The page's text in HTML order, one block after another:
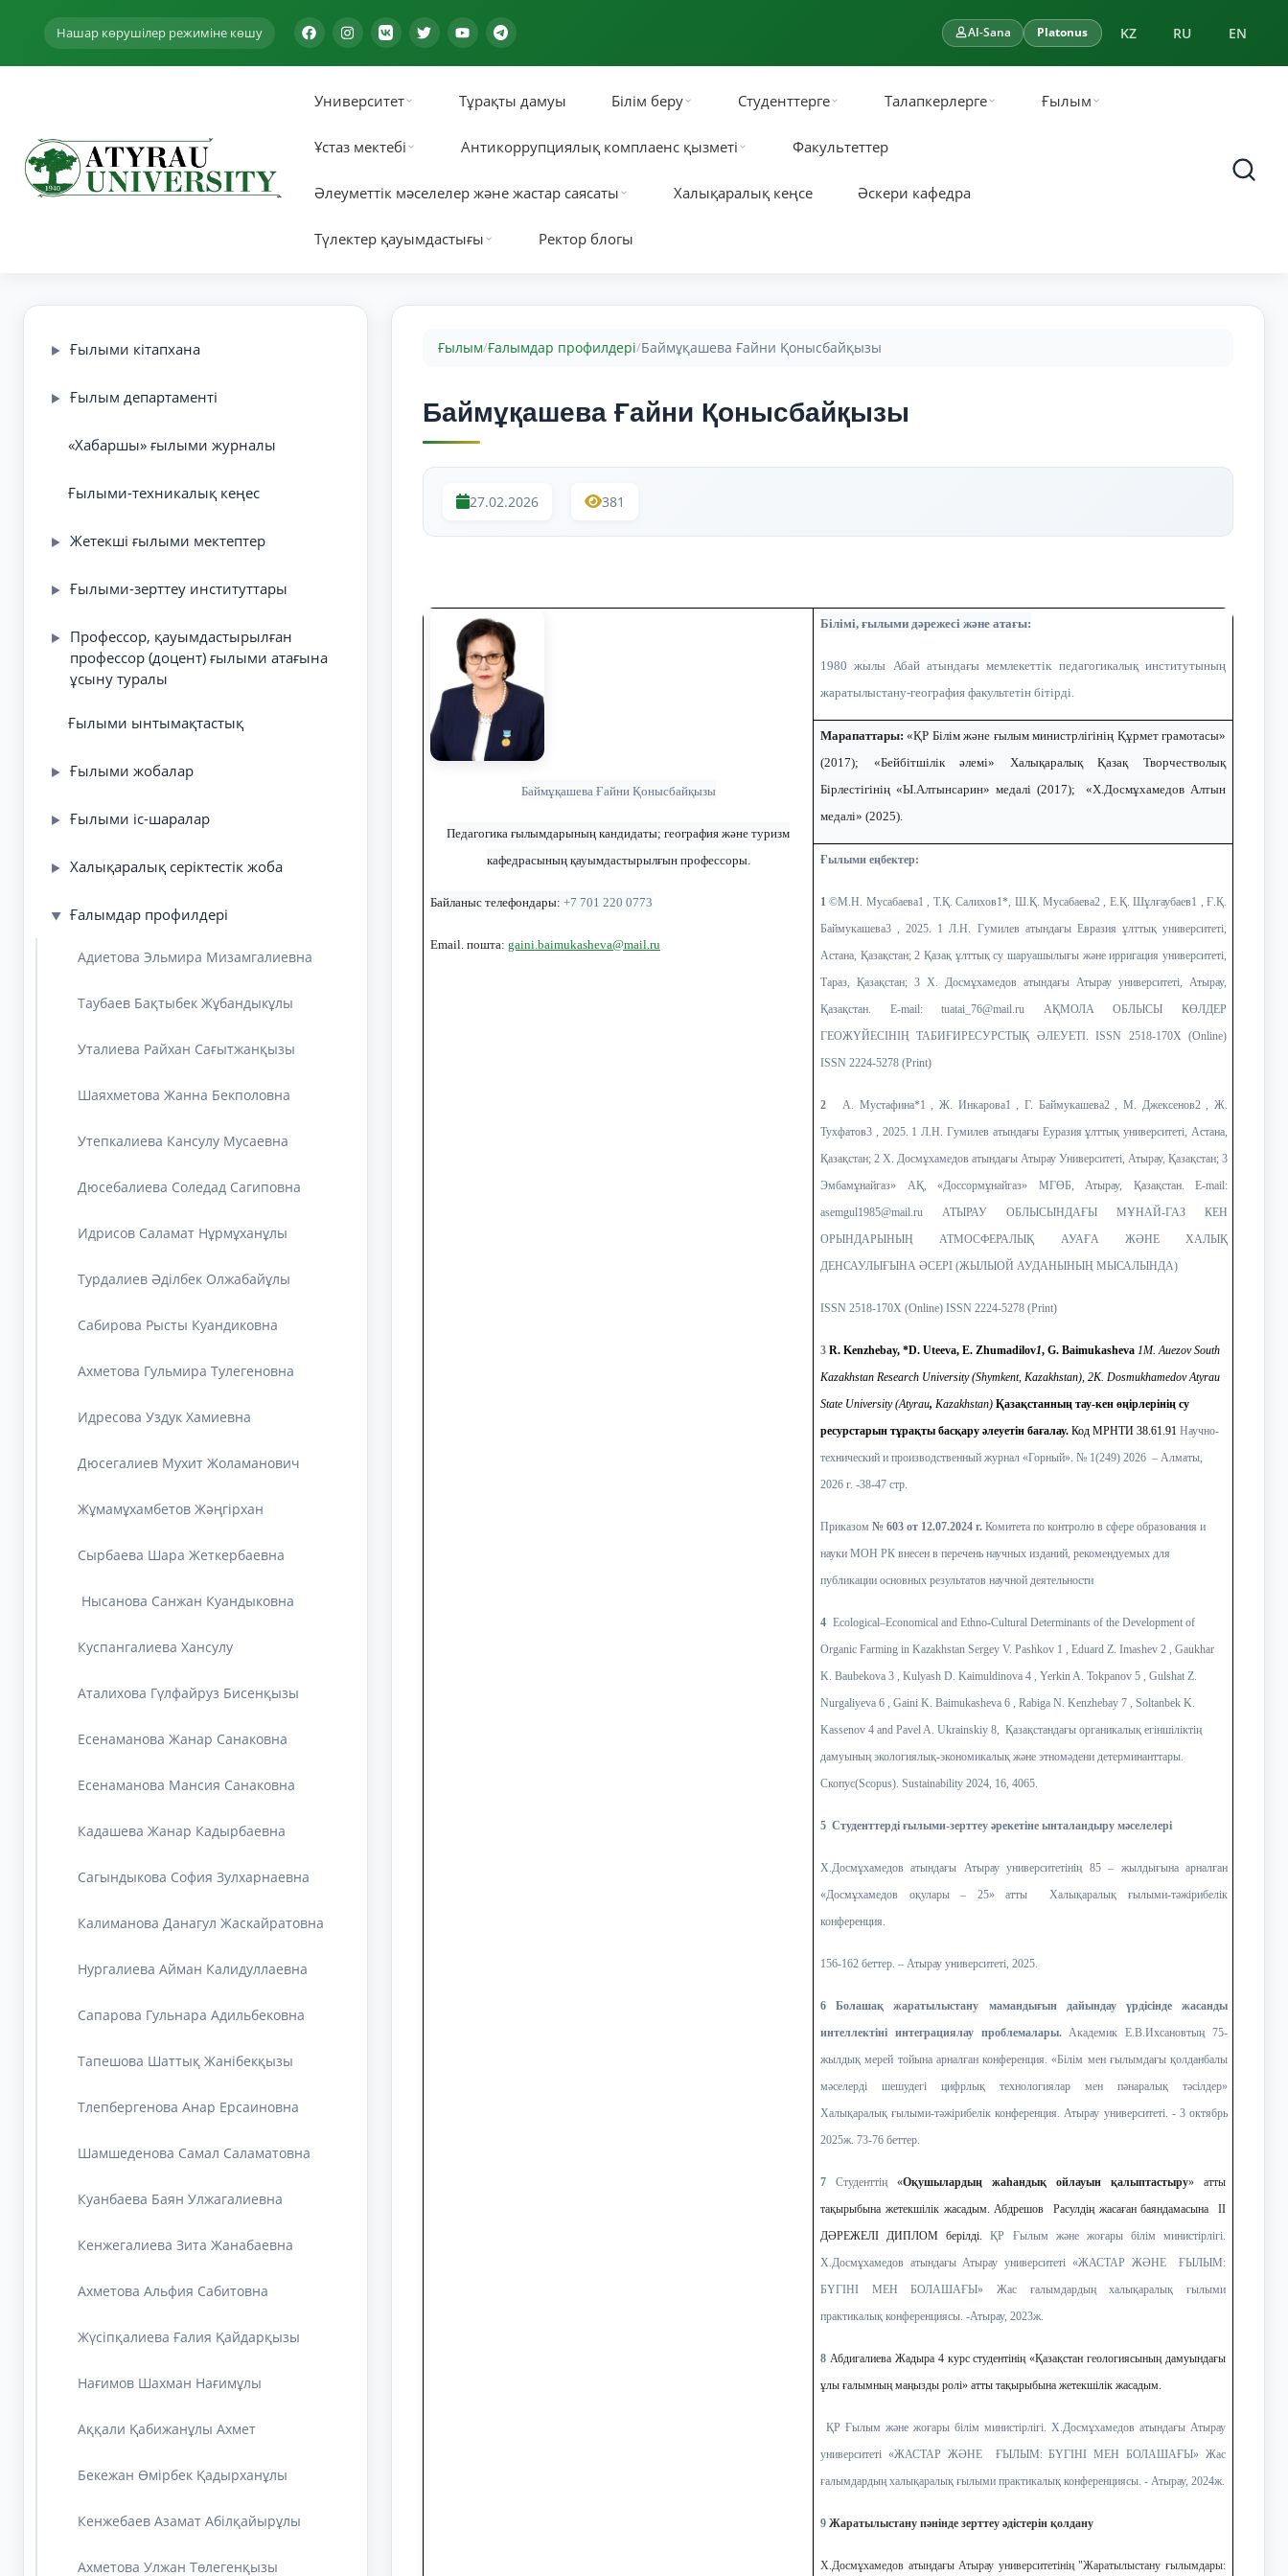
Нашар көрушілер режиміне көшу AI-Sana Platonus KZ RU EN
Университет Тұрақты дамуы Білім беру Студенттерге Талапкерлерге Ғылым
Ұстаз мектебі Антикоррупциялық комплаенс қызметі Факультеттер
Әлеуметтік мәселелер және жастар саясаты Халықаралық кеңсе Әскери кафедра
Түлектер қауымдастығы Ректор блогы
▶ Ғылыми кітапхана
▶ Ғылым департаменті
«Хабаршы» ғылыми журналы
Ғылыми-техникалық кеңес
▶ Жетекші ғылыми мектептер
▶ Ғылыми-зерттеу институттары
▶
Профессор, қауымдастырылған
профессор (доцент) ғылыми атағына
ұсыну туралы
Ғылыми ынтымақтастық
▶ Ғылыми жобалар
▶ Ғылыми іс-шаралар
▶ Халықаралық серіктестік жоба
▼ Ғалымдар профилдері
Адиетова Эльмира Мизамгалиевна
Таубаев Бақтыбек Жұбандыкұлы
Уталиева Райхан Сағытжанқызы
Шаяхметова Жанна Бекполовна
Утепкалиева Кансулу Мусаевна
Дюсебалиева Соледад Сагиповна
Идрисов Саламат Нұрмұханұлы
Турдалиев Әділбек Олжабайұлы
Сабирова Рысты Куандиковна
Ахметова Гульмира Тулегеновна
Идресова Уздук Хамиевна
Дюсегалиев Мухит Жоламанович
Жұмамұхамбетов Жәңгірхан
Cырбаева Шара Жеткербаевна
Нысанова Санжан Куандыковна
Куспангалиева Хансулу
Аталихова Гүлфайруз Бисенқызы
Есенаманова Жанар Санаковна
Есенаманова Мансия Санаковна
Кадашева Жанар Кадырбаевна
Сагындыкова София Зулхарнаевна
Калиманова Данагул Жаскайратовна
Нургалиева Айман Калидуллаевна
Сапарова Гульнара Адильбековна
Тапешова Шаттық Жанібекқызы
Тлепбергенова Анар Ерсаиновна
Шамшеденова Самал Саламатовна
Куанбаева Баян Улжагалиевна
Кенжегалиева Зита Жанабаевна
Ахметова Альфия Сабитовна
Жүсіпқалиева Ғалия Қайдарқызы
Нағимов Шахман Нағимұлы
Аққали Қабижанұлы Ахмет
Бекежан Өмірбек Қадырханұлы
Кенжебаев Азамат Абілқайырұлы
Ахметова Улжан Төлегенқызы
Ғылым/Ғалымдар профилдері/Баймұқашева Ғайни Қонысбайқызы
Баймұқашева Ғайни Қонысбайқызы
27.02.2026 381
Баймұқашева Ғайни Қонысбайқызы
Педагогика ғылымдарының кандидаты; география және туризм
кафедрасының қауымдастырылғын профессоры.
Байланыс телефондары: +7 701 220 0773
Email. пошта: gaini.baimukasheva@mail.ru
Білімі, ғылыми дәрежесі және атағы:
1980 жылы Абай атындағы мемлекеттік педагогикалық институтының
жаратылыстану-география факультетін бітірді.
Марапаттары:«ҚР Білім және ғылым министрлігінің Құрмет грамотасы»
(2017); «Бейбітшілік әлемі» Халықаралық Қазақ Творчестволық
Бірлестігінің «Ы.Алтынсарин» медалі (2017); «Х.Досмұхамедов Алтын
медалі» (2025).
Ғылыми еңбектер:
1 ©М.Н. Мусабаева1 , Т.Қ. Салихов1*, Ш.Қ. Мусабаева2 , Е.Қ. Шұлғаубаев1 , Ғ.Қ.
Баймукашева3 , 2025. 1 Л.Н. Гумилев атындағы Евразия ұлттық университеті,
Астана, Қазақстан; 2 Қазақ ұлттық су шаруашылығы және ирригация университеті,
Тараз, Қазақстан; 3 Х. Досмұхамедов атындағы Атырау университеті, Атырау,
Қазақстан. Е-mail: tuatai_76@mail.ru АҚМОЛА ОБЛЫСЫ КӨЛДЕР
ГЕОЖҮЙЕСІНІҢ ТАБИҒИРЕСУРСТЫҚ ӘЛЕУЕТІ. ISSN 2518-170X (Online)
ISSN 2224-5278 (Print)
2
А. Мустафина*1 , Ж. Инкарова1 , Г. Баймукашева2 , M. Джексенов2 , Ж.
Тухфатов3 , 2025. 1 Л.Н. Гумилев атындағы Еуразия ұлттық университеті, Астана,
Қазақстан; 2 Х. Досмұхамедов атындағы Атырау Университеті, Атырау, Қазақстан; 3
Эмбамұнайгаз» АҚ, «Доссормұнайгаз» МГӨБ, Атырау, Қазақстан. E-mail:
asemgul1985@mail.ru АТЫРАУ ОБЛЫСЫНДАҒЫ МҰНАЙ-ГАЗ КЕН
ОРЫНДАРЫНЫҢ АТМОСФЕРАЛЫҚ АУАҒА ЖӘНЕ ХАЛЫҚ
ДЕНСАУЛЫҒЫНА ӘСЕРІ (ЖЫЛЫОЙ АУДАНЫНЫҢ МЫСАЛЫНДА)
ISSN 2518-170X (Online) ISSN 2224-5278 (Print)
3 R. Kenzhebay, *D. Uteeva, E. Zhumadilov1, G. Baimukasheva 1M. Auezov South
Kazakhstan Research University (Shymkent, Kazakhstan), 2K. Dosmukhamedov Atyrau
State University (Atyrau, Kazakhstan) Қазақстанның тау-кен өңірлерінің су
ресурстарын тұрақты басқару әлеуетін бағалау. Код МРНТИ 38.61.91 Научно-
технический и производственный журнал «Горный». № 1(249) 2026 – Алматы,
2026 г. -38-47 стр.
Приказом № 603 от 12.07.2024 г. Комитета по контролю в сфере образования и
науки МОН РК внесен в перечень научных изданий, рекомендуемых для
публикации основных результатов научной деятельности
4 Ecological–Economical and Ethno-Cultural Determinants of the Development of
Organic Farming in Kazakhstan Sergey V. Pashkov 1 , Eduard Z. Imashev 2 , Gaukhar
K. Baubekova 3 , Kulyash D. Kaimuldinova 4 , Yerkin A. Tokpanov 5 , Gulshat Z.
Nurgaliyeva 6 , Gaini K. Baimukasheva 6 , Rabiga N. Kenzhebay 7 , Soltanbek K.
Kassenov 4 and Pavel A. Ukrainskiy 8,
Қазақстандағы органикалық егіншіліктің
дамуының экологиялық-экономикалық және этномәдени детерминанттары.
Скопус(Scopus). Sustainability 2024, 16, 4065.
5 Студенттерді ғылыми-зерттеу әрекетіне ынталандыру мәселелері
Х.Досмұхамедов атындағы Атырау университетінің 85 – жылдығына арналған
«Досмұхамедов оқулары – 25» атты Халықаралық ғылыми-тәжірибелік
конференция.
156-162 беттер. – Атырау университеті, 2025.
6 Болашақ жаратылыстану мамандығын дайындау үрдісінде жасанды
интеллектіні интеграциялау проблемалары.Академик Е.В.Ихсановтың 75-
жылдық мерей тойына арналған конференция. «Білім мен ғылымдағы қолданбалы
мәселерді шешудегі цифрлық технологиялар мен пәнаралық тәсілдер»
Халықаралық ғылыми-тәжірибелік конференция. Атырау университеті. - 3 октябрь
2025ж. 73-76 беттер.
7 Студенттің «Оқушылардың жаһандық ойлауын қалыптастыру» атты
тақырыбына жетекшілік жасадым. Абдрешов Расулдің жасаған баяндамасына ІІ
ДӘРЕЖЕЛІ ДИПЛОМ берілді.ҚР Ғылым және жоғары білім министірлігі.
Х.Досмұхамедов атындағы Атырау университеті «ЖАСТАР ЖӘНЕ ҒЫЛЫМ:
БҮГІНІ МЕН БОЛАШАҒЫ» Жас ғалымдардың халықаралық ғылыми
практикалық конференциясы. -Атырау, 2023ж.
8 Абдигалиева Жадыра 4 курс студентінің «Қазақстан геологиясының дамуындағы
ұлы ғалымның маңызды ролі» атты тақырыбына жетекшілік жасадым.
ҚР Ғылым және жоғары білім министірлігі. Х.Досмұхамедов атындағы Атырау
университеті «ЖАСТАР ЖӘНЕ ҒЫЛЫМ: БҮГІНІ МЕН БОЛАШАҒЫ» Жас
ғалымдардың халықаралық ғылыми практикалық конференциясы. - Атырау, 2024ж.
9 Жаратылыстану пәнінде зерттеу әдістерін қолдану
Х.Досмұхамедов атындағы Атырау университетінің "Жаратылыстану ғылымдары: